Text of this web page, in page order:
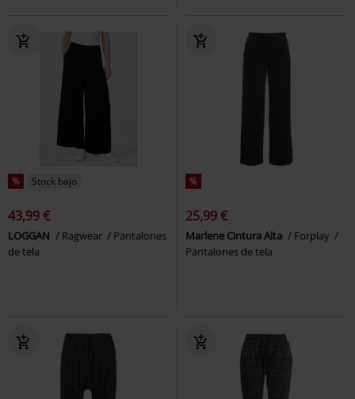
% Stock bajo
43,99 €
LOGGAN Ragwear
Pantalones
de tela
%
25,99 €
Marlene Cintura Alta
Forplay
Pantalones de tela